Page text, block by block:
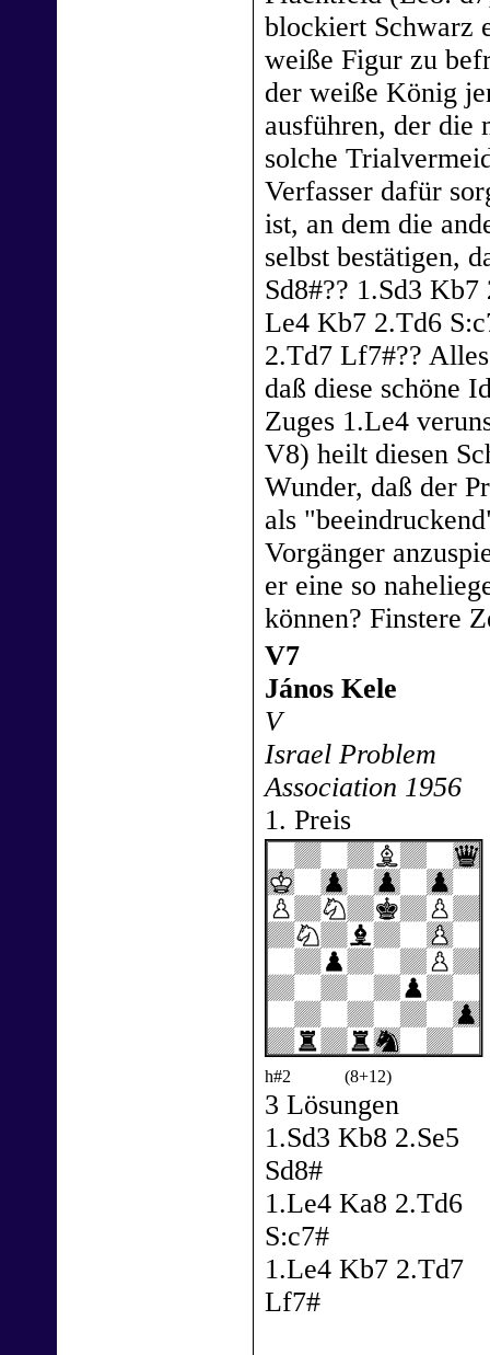
blockiert Schwarz
weiße Figur zu
der weiße König
ausführen, der die
solche
Verfasser dafür
ist, an dem die
selbst bestätigen,
Sd8#?? 1.Sd3
Le4 Kb7 2.Td6
2.Td7 Lf7#??
daß diese schöne
Zuges 1.Le4
V8) heilt diesen
Wunder, daß der
als
Vorgänger
er eine so
können? Finstere
V7
János Kele
V
Israel Problem
Association 1956
1. Preis
h#2 (8+12)
3 Lösungen
1.Sd3 Kb8 2.Se5
Sd8#
1.Le4 Ka8 2.Td6
S:c7#
1.Le4 Kb7 2.Td7
Lf7#